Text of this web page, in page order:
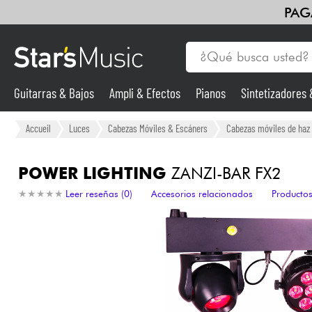
Guitarras & Bajos
Sintetizadores & samplers
Guitarras & Bajos Ampli & Efectos Pianos Sintetizadores
Accueil Luces Cabezas Móviles & Escáners Cabezas móviles de haz
POWER LIGHTING ZANZI-BAR FX2
★ ★ ★ ★ ★
★ ★ ★ ★ ★ Leer reseñas (0) Accesorios relacionados